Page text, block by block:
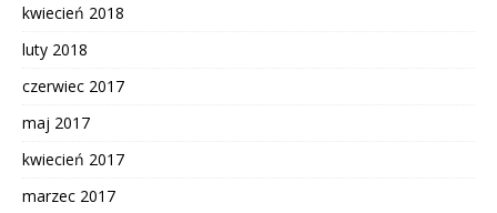
kwiecień 2018
luty 2018
czerwiec 2017
maj 2017
kwiecień 2017
marzec 2017